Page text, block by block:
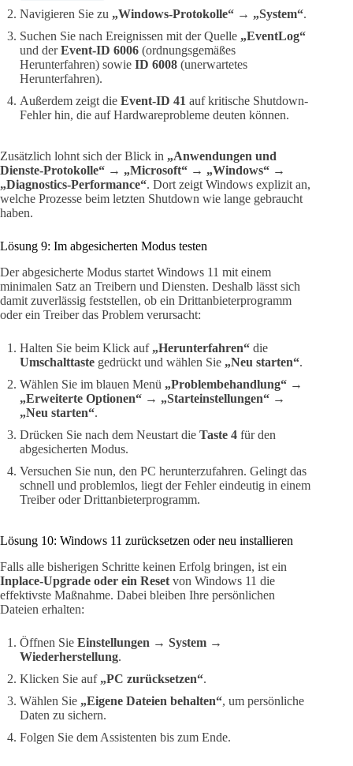
Navigieren Sie zu „Windows-Protokolle“ → „System“.
Suchen Sie nach Ereignissen mit der Quelle „EventLog“
und derEvent-ID 6006 (ordnungsgemäßes
Herunterfahren) sowie ID 6008 (unerwartetes
Herunterfahren).
Außerdem zeigt die Event-ID 41 auf kritische Shutdown-
Fehler hin, die auf Hardwareprobleme deuten können.
Zusätzlich lohnt sich der Blick in „Anwendungen und
Dienste-Protokolle“ → „Microsoft“ → „Windows“ →
„Diagnostics-Performance“. Dort zeigt Windows explizit an,
welche Prozesse beim letzten Shutdown wie lange gebraucht
haben.
Lösung 9: Im abgesicherten Modus testen
Der abgesicherte Modus startet Windows 11 mit einem
minimalen Satz an Treibern und Diensten. Deshalb lässt sich
damit zuverlässig feststellen, ob ein Drittanbieterprogramm
oder ein Treiber das Problem verursacht:
Halten Sie beim Klick auf „Herunterfahren“ die
Umschalttaste gedrückt und wählen Sie „Neu starten“.
Wählen Sie im blauen Menü „Problembehandlung“ →
„Erweiterte Optionen“ → „Starteinstellungen“ →
„Neu starten“.
Drücken Sie nach dem Neustart die Taste 4 für den
abgesicherten Modus.
Versuchen Sie nun, den PC herunterzufahren. Gelingt das
schnell und problemlos, liegt der Fehler eindeutig in einem
Treiber oder Drittanbieterprogramm.
Lösung 10: Windows 11 zurücksetzen oder neu installieren
Falls alle bisherigen Schritte keinen Erfolg bringen, ist ein
Inplace-Upgrade oder ein Reset von Windows 11 die
effektivste Maßnahme. Dabei bleiben Ihre persönlichen
Dateien erhalten:
Öffnen Sie Einstellungen → System →
Wiederherstellung.
Klicken Sie auf „PC zurücksetzen“.
Wählen Sie „Eigene Dateien behalten“, um persönliche
Daten zu sichern.
Folgen Sie dem Assistenten bis zum Ende.